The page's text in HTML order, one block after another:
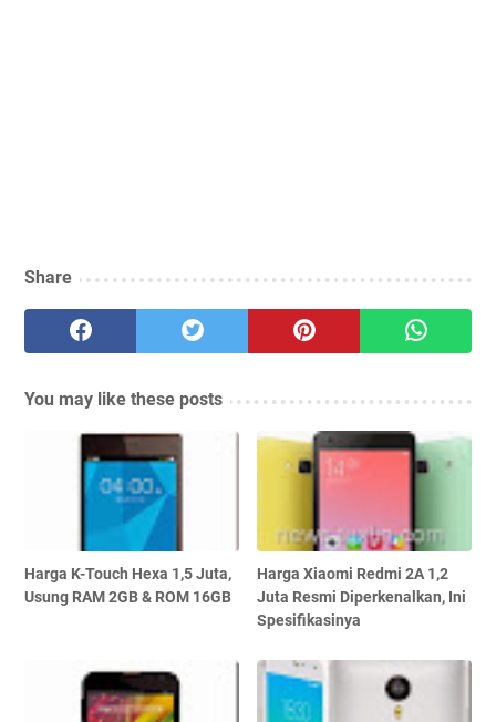
Share
You may like these posts
Harga K-Touch Hexa 1,5 Juta,
Usung RAM 2GB & ROM 16GB
Harga Xiaomi Redmi 2A 1,2
Juta Resmi Diperkenalkan, Ini
Spesifikasinya